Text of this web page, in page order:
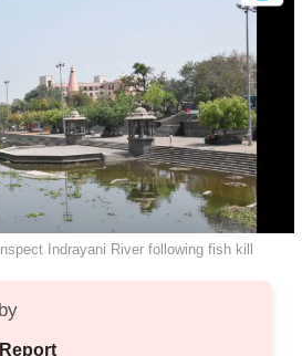
Indrayani River following fish kill